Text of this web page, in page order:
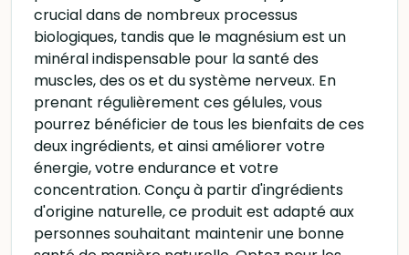
crucial dans de nombreux processus
biologiques, tandis que le magnésium est un
minéral indispensable pour la santé des
muscles, des os et du système nerveux. En
prenant régulièrement ces gélules, vous
pourrez bénéficier de tous les bienfaits de ces
deux ingrédients, et ainsi améliorer votre
énergie, votre endurance et votre
concentration. Conçu à partir d'ingrédients
d'origine naturelle, ce produit est adapté aux
personnes souhaitant maintenir une bonne